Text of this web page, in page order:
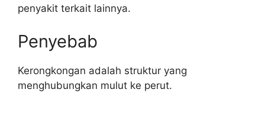
penyakit terkait lainnya.
Penyebab
Kerongkongan adalah struktur yang
menghubungkan mulut ke perut.